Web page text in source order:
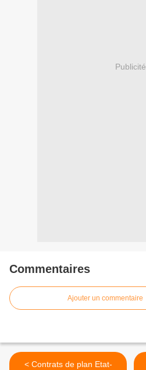
Publicité
Commentaires
Ajouter un commentaire
< Contrats de plan Etat-